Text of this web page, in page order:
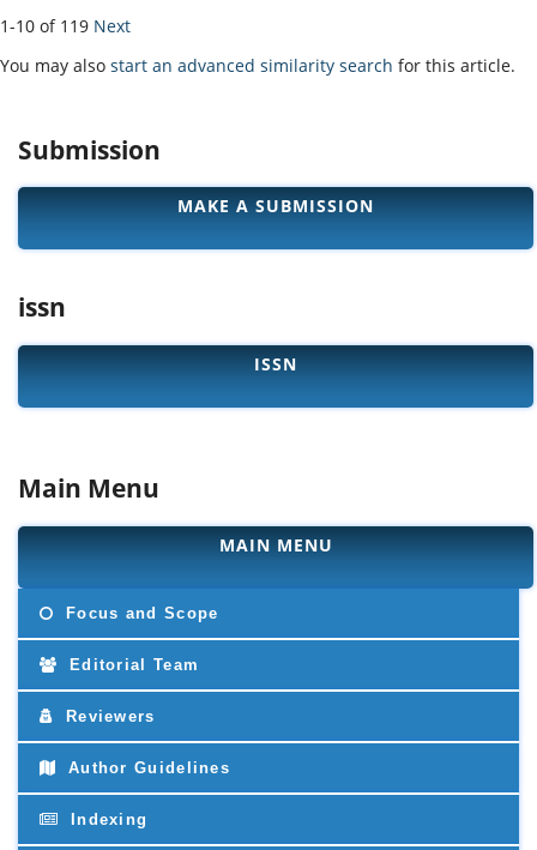
1-10 of 119 Next
You may also start an advanced similarity search for this article.
Submission
MAKE A SUBMISSION
issn
ISSN
Main Menu
MAIN MENU
Focus and Scope
Editorial Team
Reviewers
Author Guidelines
Indexing